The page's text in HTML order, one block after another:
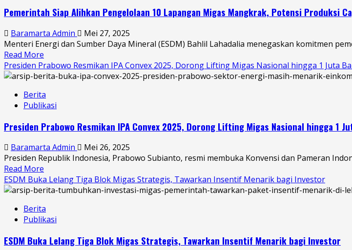
Satu
Barel
Tak
Dicapai
dengan
Cara
Konvensional
Pemerintah Siap Alihkan Pengelolaan 10 Lapangan Migas Mangkrak, Potensi Produksi
Baramarta Admin
Mei 27, 2025
Menteri Energi dan Sumber Daya Mineral (ESDM) Bahlil Lahadalia menegaskan komitmen
Read More
more
about
Siap
Alihkan
10
Migas
Mangkrak,
Produksi
Capai
31.300
Barel
per
Hari
Presiden Prabowo Resmikan IPA Convex 2025, Dorong Lifting Migas Nasional hingga 1 Juta
Berita
Publikasi
Presiden Prabowo Resmikan IPA Convex 2025, Dorong Lifting Migas Nasional hingga 1
Baramarta Admin
Mei 26, 2025
Presiden Republik Indonesia, Prabowo Subianto, resmi membuka Konvensi dan Pameran
Read More
more
about
Prabowo
Resmikan
Convex
ESDM Buka Lelang Tiga Blok Migas Strategis, Tawarkan Insentif Menarik bagi Investor
Berita
Publikasi
ESDM Buka Lelang Tiga Blok Migas Strategis, Tawarkan Insentif Menarik bagi Investor